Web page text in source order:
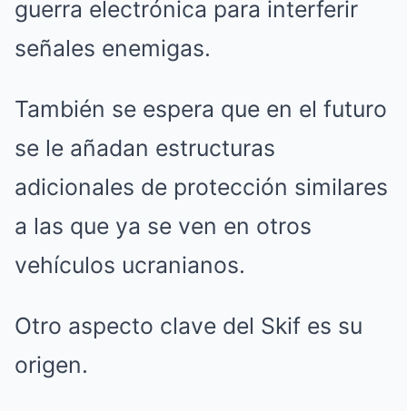
guerra electrónica para interferir
señales enemigas.
También se espera que en el futuro
se le añadan estructuras
adicionales de protección similares
a las que ya se ven en otros
vehículos ucranianos.
Otro aspecto clave del Skif es su
origen.